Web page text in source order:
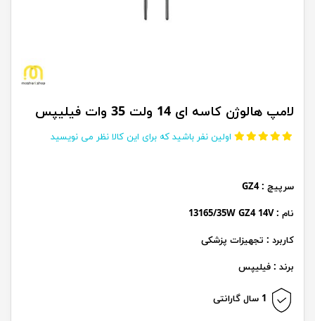
لامپ هالوژن کاسه ای 14 ولت 35 وات فیلیپس
اولین نفر باشید که برای این کالا نظر می نویسید
سرپیچ : GZ4
نام : 13165/35W GZ4 14V
کاربرد : تجهیزات پزشکی
برند : فیلیپس